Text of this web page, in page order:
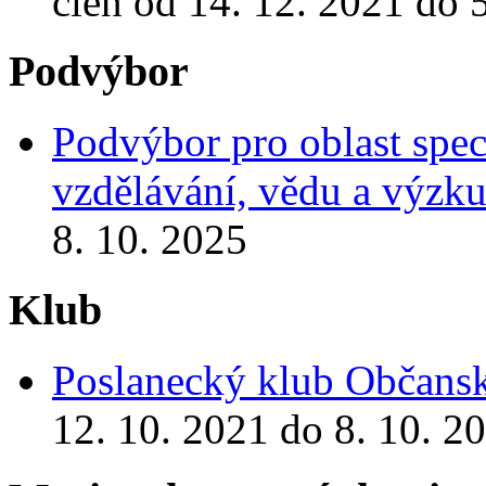
Podvýbor
Podvýbor pro oblast
vzdělávání, vědu a
8. 10. 2025
Klub
Poslanecký klub
12. 10. 2021 do 8. 10.